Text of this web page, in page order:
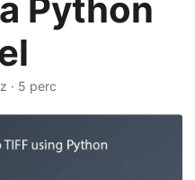
Python
· 5 perc